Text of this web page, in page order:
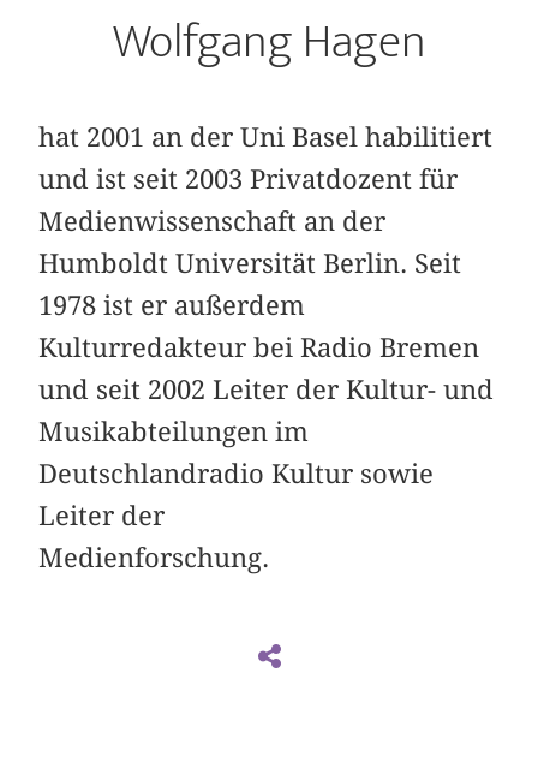
Wolfgang Hagen
hat 2001 an der Uni Basel habilitiert
und ist seit 2003 Privatdozent für
Medienwissenschaft an der
Humboldt Universität Berlin. Seit
1978 ist er außerdem
Kulturredakteur bei Radio Bremen
und seit 2002 Leiter der Kultur- und
Musikabteilungen im
Deutschlandradio Kultur sowie
Leiter der
Medienforschung.